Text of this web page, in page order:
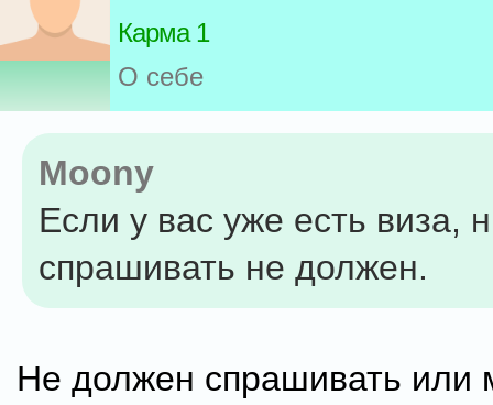
Карма 1
О себе
Moony
Если у вас уже есть виза,
спрашивать не должен.
Не должен спрашивать или